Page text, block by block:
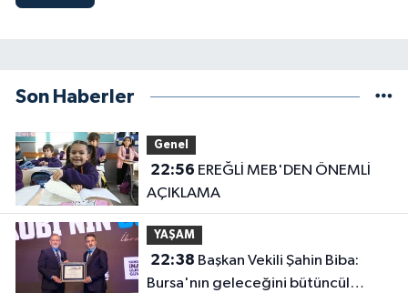
Son Haberler
Genel
22:56
AÇIKLAMA
YAŞAM
22:38
Bursa'nın geleceğini bütüncül